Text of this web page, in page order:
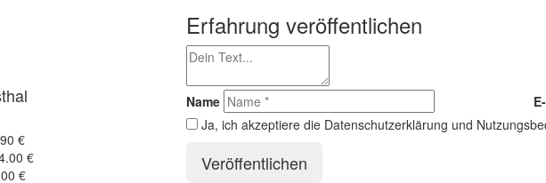
€
€
€
Erfahrung veröffentlichen
Name
Ja, ich akzeptiere die Datenschutzerklärung und